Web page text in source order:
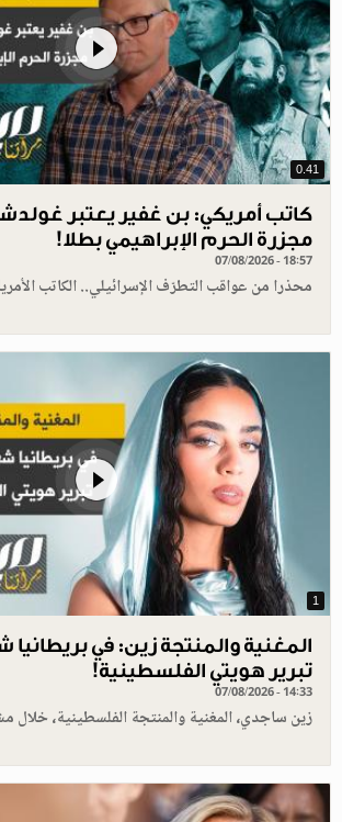
0.41
كاتب أمريكي: بن غفير يعتبر
مجزرة الحرم الإبراهيمي بطلا!
07/08/2026 - 18:57
محذرا من عواقب التطرّف الإسرائيلي.. الكاتب
1
المغنية والمنتجة زين: في
تبرير هويتي الفلسطينية!
07/08/2026 - 14:33
زين ساجدي، المغنية والمنتجة الفلسطينية،